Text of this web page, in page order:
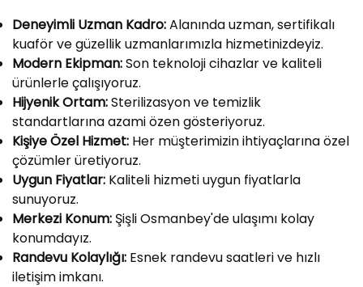
Deneyimli Uzman Kadro:Alanında uzman, sertifikalı
kuaför ve güzellik uzmanlarımızla hizmetinizdeyiz.
Modern Ekipman:Son teknoloji cihazlar ve kaliteli
ürünlerle çalışıyoruz.
Hijyenik Ortam:Sterilizasyon ve temizlik
standartlarına azami özen gösteriyoruz.
Kişiye Özel Hizmet: Her müşterimizin ihtiyaçlarına özel
çözümler üretiyoruz.
Uygun Fiyatlar: Kaliteli hizmeti uygun fiyatlarla
sunuyoruz.
Merkezi Konum: Şişli Osmanbey'de ulaşımı kolay
konumdayız.
Randevu Kolaylığı: Esnek randevu saatleri ve hızlı
iletişim imkanı.